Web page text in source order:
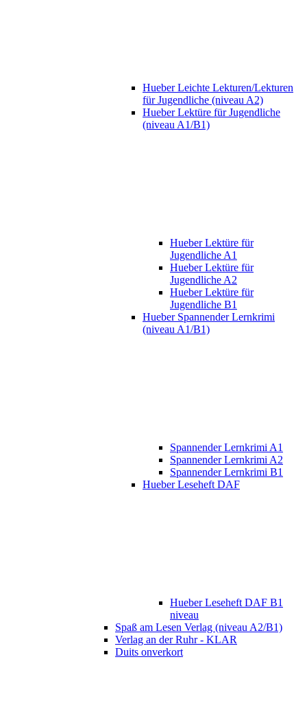
Hueber Leichte Lekturen/Lekturen
für Jugendliche (niveau A2)
Hueber Lektüre für Jugendliche
(niveau A1/B1)
Hueber Lektüre für
Jugendliche A1
Hueber Lektüre für
Jugendliche A2
Hueber Lektüre für
Jugendliche B1
Hueber Spannender Lernkrimi
(niveau A1/B1)
Spannender Lernkrimi A1
Spannender Lernkrimi A2
Spannender Lernkrimi B1
Hueber Leseheft DAF
Hueber Leseheft DAF B1
niveau
Spaß am Lesen Verlag (niveau A2/B1)
Verlag an der Ruhr - KLAR
Duits onverkort